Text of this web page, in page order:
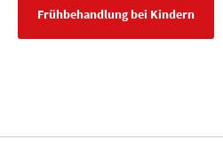
Frühbehandlung bei Kindern